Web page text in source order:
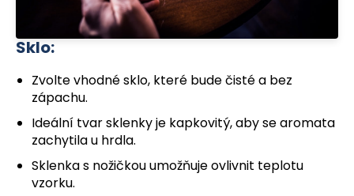
Sklo:
Zvolte vhodné sklo, které bude čisté a bez
zápachu.
Ideální tvar sklenky je kapkovitý, aby se aromata
zachytila u hrdla.
Sklenka s nožičkou umožňuje ovlivnit teplotu
vzorku.